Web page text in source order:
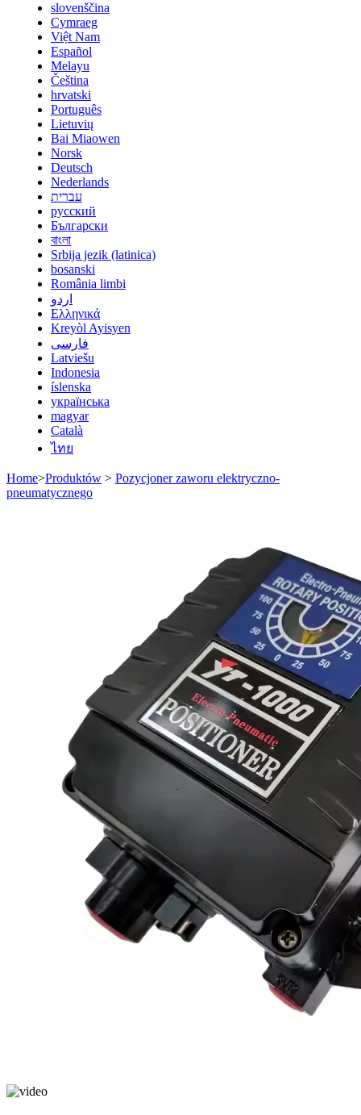
slovenščina
Cymraeg
Việt Nam
Español
Melayu
Čeština
hrvatski
Português
Lietuvių
Bai Miaowen
Norsk
Deutsch
Nederlands
עברית
русский
Български
বাংলা
Srbija jezik (latinica)
bosanski
România limbi
اردو
Ελληνικά
Kreyòl Ayisyen
فارسی
Latviešu
Indonesia
íslenska
українська
magyar
Català
ไทย
Home>Produktów > Pozycjoner zaworu elektryczno-
pneumatycznego